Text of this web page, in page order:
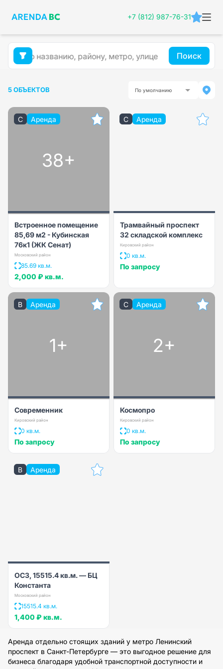
+7 (812) 987-76-31
Поиск
5 ОБЪЕКТОВ По умолчанию
C Аренда
38+
Встроенное помещение
85,69 м2 - Кубинская
76к1 (ЖК Сенат)
Московский район
85.69 кв.м.
2,000 ₽ кв.м.
C Аренда
Трамвайный проспект
32 складской комплекс
Кировский район
0 кв.м.
По запросу
B Аренда
1+
Современник
Кировский район
0 кв.м.
По запросу
C Аренда
2+
Космопро
Кировский район
0 кв.м.
По запросу
B Аренда
ОСЗ, 15515.4 кв.м. — БЦ
Константа
Московский район
15515.4 кв.м.
1,400 ₽ кв.м.
Аренда отдельно стоящих зданий у метро Ленинский
проспект в Санкт-Петербурге — это выгодное решение для
бизнеса благодаря удобной транспортной доступности и